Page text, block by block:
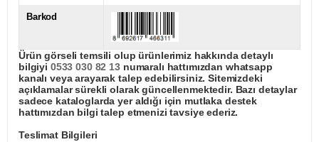
Barkod
Ürün görseli temsili olup ürünlerimiz hakkında detaylı
bilgiyi 0533 030 82 13numaralı hattımızdan whatsapp
kanalı veya arayarak talep edebilirsiniz. Sitemizdeki
açıklamalar sürekli olarak güncellenmektedir. Bazı detaylar
sadece kataloglarda yer aldığı için mutlaka destek
hattımızdan bilgi talep etmenizi tavsiye ederiz.
Teslimat Bilgileri